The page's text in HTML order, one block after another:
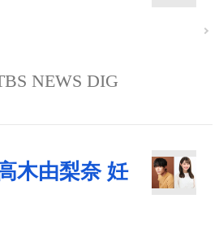
NEWS DIG
木由梨奈 妊